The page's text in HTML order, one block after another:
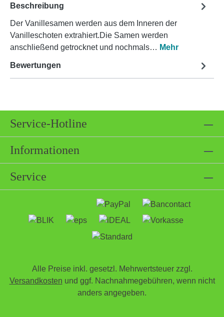
Beschreibung
Der Vanillesamen werden aus dem Inneren der
Vanilleschoten extrahiert.Die Samen werden
anschließend getrocknet und nochmals… Mehr
Bewertungen
Service-Hotline
Informationen
Service
Alle Preise inkl. gesetzl. Mehrwertsteuer zzgl.
Versandkosten und ggf. Nachnahmegebühren, wenn nicht
anders angegeben.